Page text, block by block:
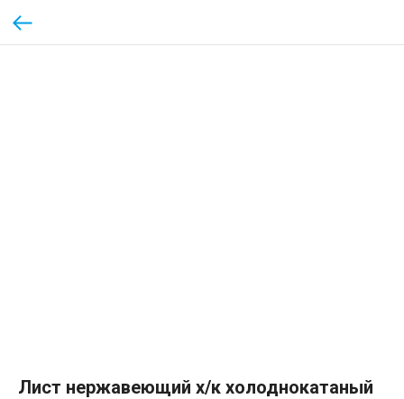
Лист нержавеющий х/к холоднокатаный